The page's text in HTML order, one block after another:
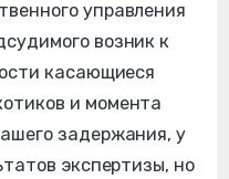
управления
возник к
касающиеся
и момента
задержания, у
экспертизы, но